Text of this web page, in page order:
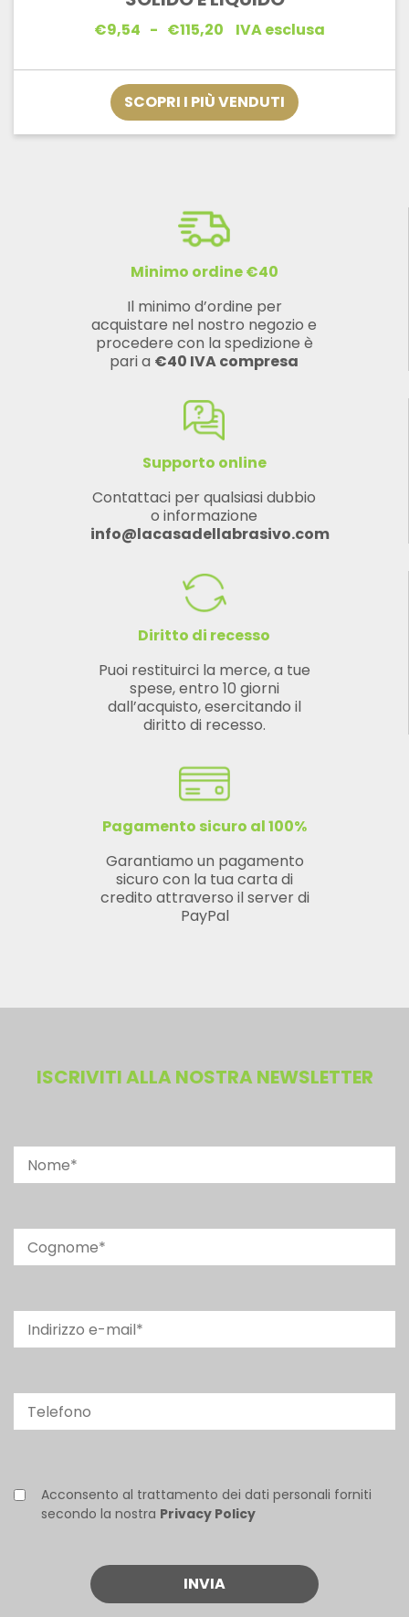
€9,54 - €115,20Fascia
da
€9,54
a
€115,20
IVA esclusa
SCOPRI I PIÙ VENDUTI
Minimo ordine €40
Il minimo d’ordine per
acquistare nel nostro negozio e
procedere con la spedizione è
pari a €40 IVA compresa
Supporto online
Contattaci per qualsiasi dubbio
o informazione
info@lacasadellabrasivo.com
Diritto di recesso
Puoi restituirci la merce, a tue
spese, entro 10 giorni
dall’acquisto, esercitando il
diritto di recesso.
Pagamento sicuro al 100%
Garantiamo un pagamento
sicuro con la tua carta di
credito attraverso il server di
PayPal
ISCRIVITI ALLA NOSTRA NEWSLETTER
Acconsento al trattamento dei dati personali forniti
secondo la nostra Privacy Policy